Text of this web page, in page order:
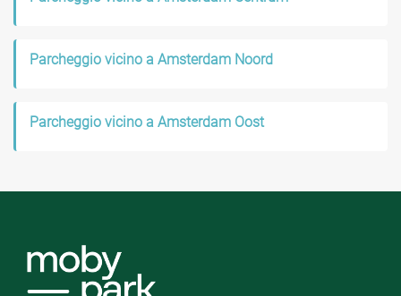
Parcheggio vicino a Amsterdam Noord
Parcheggio vicino a Amsterdam Oost